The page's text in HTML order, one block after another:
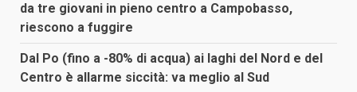
da tre giovani in pieno centro a Campobasso,
riescono a fuggire
Dal Po (fino a -80% di acqua) ai laghi del Nord e del
Centro è allarme siccità: va meglio al Sud